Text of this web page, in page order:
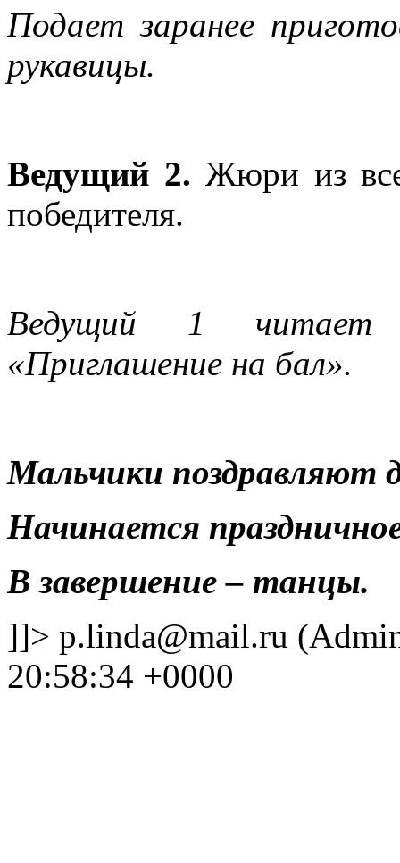
Подает заранее
рукавицы.
Ведущий 2.Жюри из
победителя.
Ведущий 1 читает
«Приглашение на бал».
Мальчики поздравляют
Начинается
В завершение – танцы.
]]> p.linda@mail.ru
20:58:34 +0000